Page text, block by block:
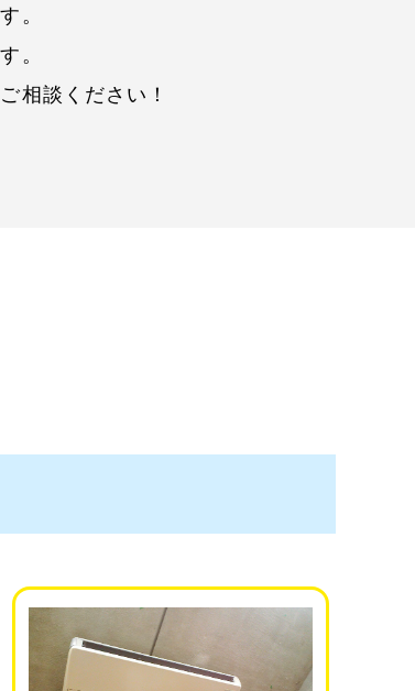
。
。
相談ください！